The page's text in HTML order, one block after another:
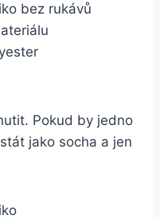
bez rukávů
Pokud by jedno
jako socha a jen